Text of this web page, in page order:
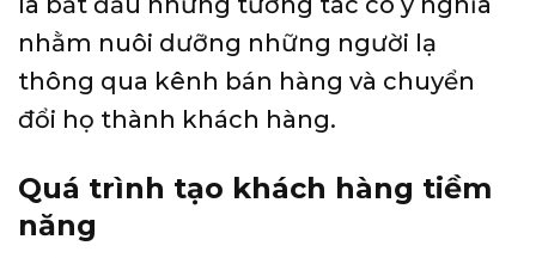
nhằm nuôi dưỡng những người lạ
thông qua kênh bán hàng và chuyển
đổi họ thành khách hàng.
Quá trình tạo khách hàng tiềm
năng